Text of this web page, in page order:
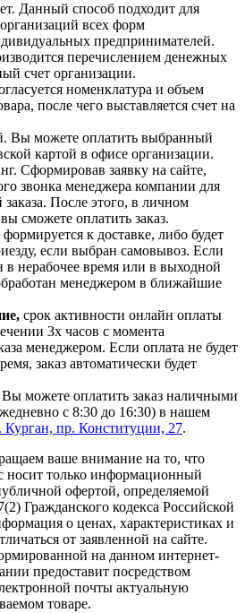
Данный способ подходит для
всех форм
предпринимателей.
перечислением денежных
счет организации.
номенклатура и объем
после чего выставляется счет на
Вы можете оплатить выбранный
картой в офисе организации.
Сформировав заявку на сайте,
звонка менеджера компании для
заказа. После этого, в личном
сможете оплатить заказ.
к доставке, либо будет
если выбран самовывоз. Если
в нерабочее время или в выходной
менеджером в ближайшие
срок активности онлайн оплаты
3х часов с момента
менеджером. Если оплата не будет
заказ автоматически будет
можете оплатить заказ наличными
с 8:30 до 16:30) в нашем
Курган, пр. Конституции, 27.
ваше внимание на то, что
носит только информационный
офертой, определяемой
Гражданского кодекса Российской
о ценах, характеристиках и
от заявленной на сайте.
на данном интернет-
предоставит посредством
почты актуальную
товаре.